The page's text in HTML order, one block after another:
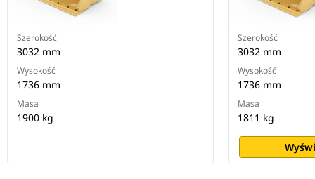
Szerokość
3032 mm
Wysokość
1736 mm
Masa
1900 kg
Szerokość
3032 mm
Wysokość
1736 mm
Masa
1811 kg